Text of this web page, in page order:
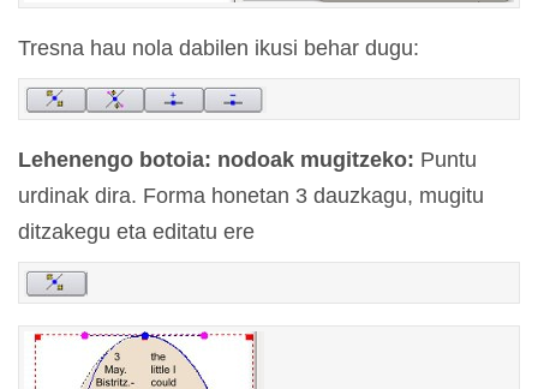
Tresna hau nola dabilen ikusi behar dugu:
Lehenengo botoia: nodoak mugitzeko: Puntu
urdinak dira. Forma honetan 3 dauzkagu, mugitu
ditzakegu eta editatu ere